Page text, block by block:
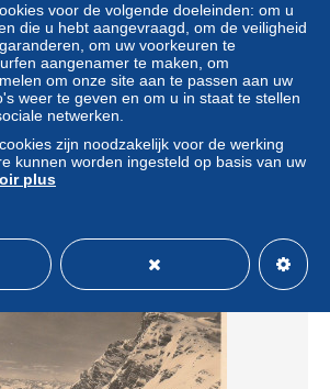
Bad Gastein Seilbahn
± US$ 4,61
voor de volgende doeleinden: om u
die u hebt aangevraagd, om de veiligheid
om uw voorkeuren te
aangenamer te maken, om
om onze site aan te passen aan uw
weer te geven en om u in staat te stellen
netwerken.
zijn noodzakelijk voor de werking
kunnen worden ingesteld op basis van uw
plus